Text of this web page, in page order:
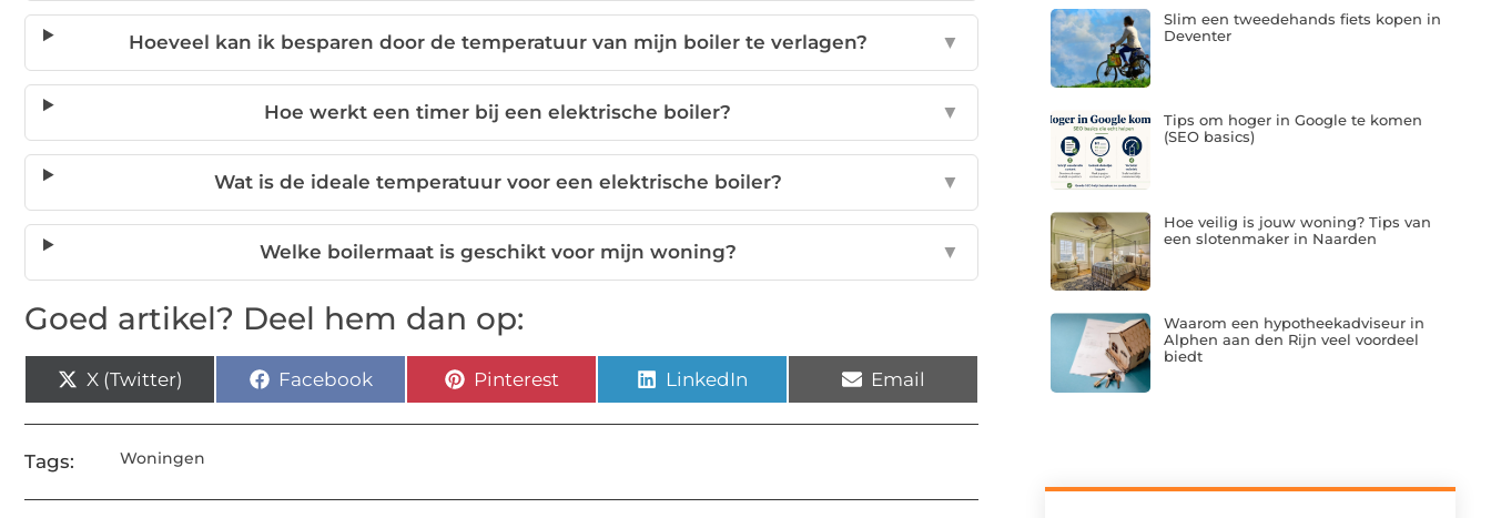
Hoeveel kan ik besparen door de temperatuur van mijn boiler te verlagen? ▼
Hoe werkt een timer bij een elektrische boiler? ▼
Wat is de ideale temperatuur voor een elektrische boiler? ▼
Welke boilermaat is geschikt voor mijn woning? ▼
Goed artikel? Deel hem dan op:
X (Twitter) Facebook Pinterest LinkedIn Email
Tags: Woningen
Slim een tweedehands fiets kopen in
Deventer
Tips om hoger in Google te komen
(SEO basics)
Hoe veilig is jouw woning? Tips van
een slotenmaker in Naarden
Waarom een hypotheekadviseur in
Alphen aan den Rijn veel voordeel
biedt